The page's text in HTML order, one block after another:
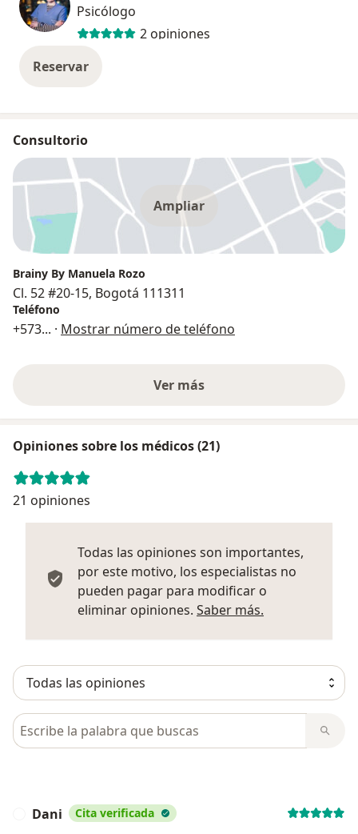
Psicólogo
2 opiniones
Reservar
Consultorio
Ampliar
Brainy By Manuela Rozo
Cl. 52 #20-15, Bogotá 111311
Teléfono
+573... · Mostrar número de teléfono
Ver más
Opiniones sobre los médicos (21)
21 opiniones
Todas las opiniones son importantes,
por este motivo, los especialistas no
pueden pagar para modificar o
eliminar opiniones. Saber más.
Busca en opiniones
Dani Cita verificada